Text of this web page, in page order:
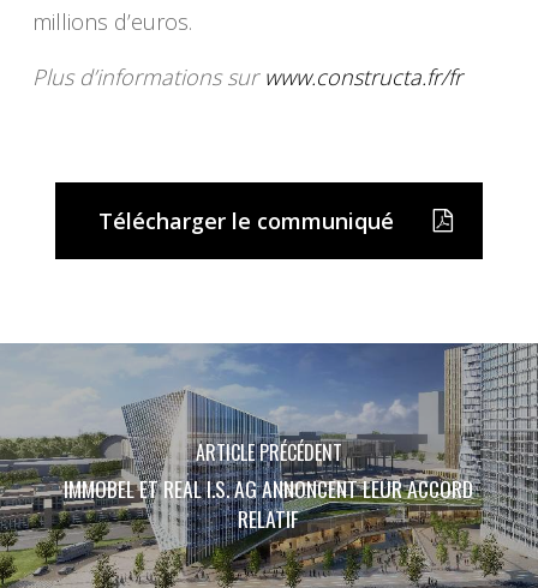
millions d’euros.
Plus d’informations sur www.constructa.fr/fr
Télécharger le communiqué
ARTICLE PRÉCÉDENT
IMMOBEL ET REAL I.S. AG ANNONCENT LEUR ACCORD
RELATIF